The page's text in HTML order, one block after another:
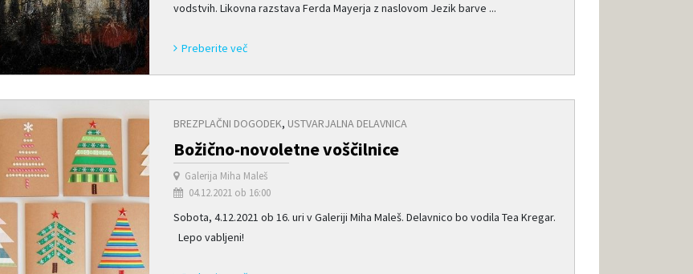
vodstvih. Likovna razstava Ferda Mayerja z naslovom Jezik barve ...
Preberite več
BREZPLAČNI DOGODEK, USTVARJALNA DELAVNICA
Božično-novoletne voščilnice
Galerija Miha Maleš
04.12.2021 ob 16:00
Sobota, 4.12.2021 ob 16. uri v Galeriji Miha Maleš. Delavnico bo vodila Tea Kregar.
Lepo vabljeni!